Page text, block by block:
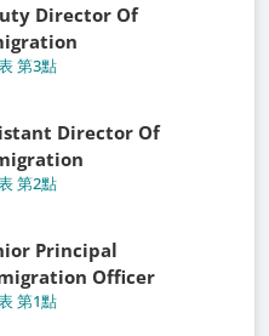
Director Of
第3點
Director Of
第2點
Principal
Officer
第1點